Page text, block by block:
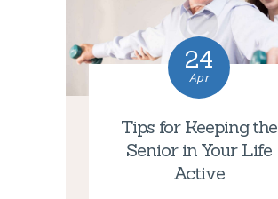
24
Apr
Tips for Keeping the
Senior in Your Life
Active